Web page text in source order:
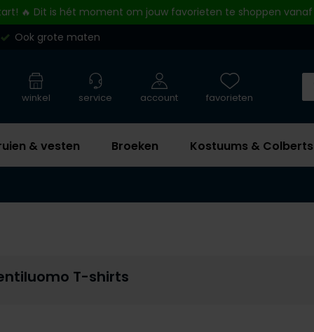
🔥 Dit is hét moment om jouw favorieten te shoppen vanaf
Ook grote maten
& vesten Broeken Kostuums & Colberts
winkel service account favorieten
T-shirts